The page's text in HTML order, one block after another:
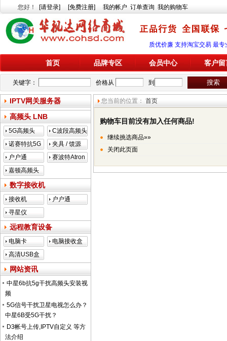
您好 ！ [请登录] [免费注册] 我的帐户 订单查询 我的购物车
质优价廉 支持淘宝交易 最
首页 品牌专区 会员中心 客户留
关键字： 价格从 到
IPTV网关服务器
高频头 LNB
5G高频头
C波段高频头
诺赛特抗5G
夹具 / 馈源
户户通
赛波特Atron
嘉顿高频头
数字接收机
接收机
户户通
寻星仪
远程教育设备
电脑卡
电脑接收盒
高清USB盒
子网站资讯
中星6b抗5g干扰高频头安装视
频
5G信号干扰卫星电视怎么办？
中星6B受5G干扰？
D3帐号上传,IPTV自定义 等方
法介绍
您当前的位置： 首页
购物车目前没有加入任何商品!
继续挑选商品»»
关闭此页面